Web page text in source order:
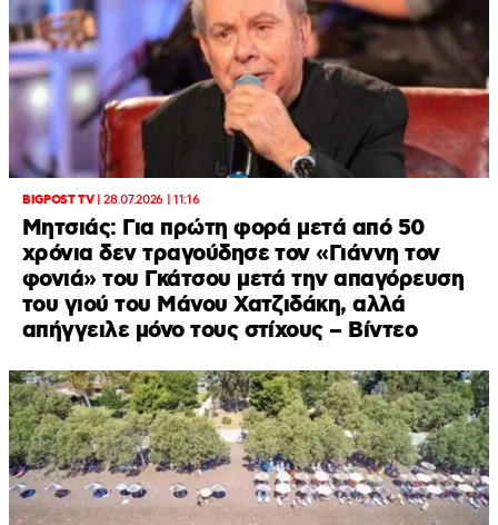
BIGPOST TV|28.07.2026 | 11:16
Μητσιάς: Για πρώτη φορά μετά από 50
χρόνια δεν τραγούδησε τον «Γιάννη τον
φονιά» του Γκάτσου μετά την απαγόρευση
του γιού του Μάνου Χατζιδάκη, αλλά
απήγγειλε μόνο τους στίχους – Βίντεο